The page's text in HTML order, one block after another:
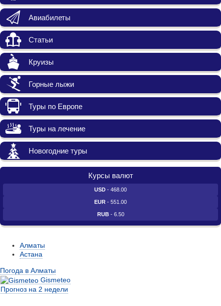
Авиабилеты
Статьи
Круизы
Горные лыжи
Туры по Европе
Туры на лечение
Новогодние туры
Курсы валют
USD - 468.00
EUR - 551.00
RUB- 6.50
Алматы
Астана
Погода в Алматы
Gismeteo
Прогноз на 2 недели